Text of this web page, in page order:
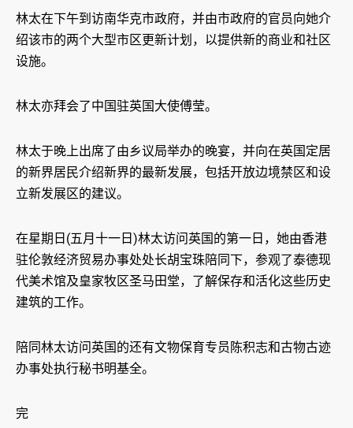
林太在下午到访南华克市政府，并由市政府的官员向她介
绍该市的两个大型市区更新计划，以提供新的商业和社区
设施。
林太亦拜会了中国驻英国大使傅莹。
林太于晚上出席了由乡议局举办的晚宴，并向在英国定居
的新界居民介绍新界的最新发展，包括开放边境禁区和设
立新发展区的建议。
在星期日(五月十一日)林太访问英国的第一日，她由香港
驻伦敦经济贸易办事处处长胡宝珠陪同下，参观了泰德现
代美术馆及皇家牧区圣马田堂，了解保存和活化这些历史
建筑的工作。
陪同林太访问英国的还有文物保育专员陈积志和古物古迹
办事处执行秘书明基全。
完